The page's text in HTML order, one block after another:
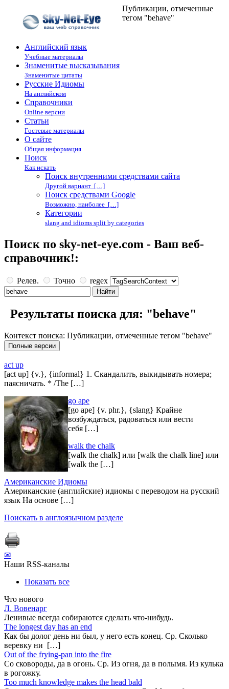
Публикации, отмеченные
тегом "behave"
Английский язык
Учебные материалы
Знаменитые высказывания
Знаменитые цитаты
Русские Идиомы
На английском
Справочники
Online версии
Статьи
Гостевые материалы
О сайте
Общая информация
Поиск
Как искать
Поиск внутренними средствами сайта
Другой вариант […]
Поиск средствами Google
Возможно, наиболее […]
Категории
slang and idioms split by categories
Поиск по sky-net-eye.com - Ваш веб-
справочник!:
Релев. Точно regex
Результаты поиска для: "behave"
Контекст поиска: Публикации, отмеченные тегом "behave"
act up
[act up] {v.}, {informal} 1. Скандалить, выкидывать номера;
паясничать. * /The […]
go ape
[go ape] {v. phr.}, {slang} Крайне
возбуждаться, радоваться или вести
себя […]
walk the chalk
[walk the chalk] или [walk the chalk line] или
[walk the […]
Американские Идиомы
Американские (английские) идиомы с переводом на русский
язык На основе […]
Поискать в англоязычном разделе
✉
Наши RSS-каналы
Показать все
Что нового
Л. Вовенарг
Ленивые всегда собираются сделать что-нибудь.
The longest day has an end
Как бы долог день ни был, у него есть конец. Ср. Сколько
веревку ни […]
Out of the frying-pan into the fire
Co сковороды, да в огонь. Ср. Из огня, да в полымя. Из кулька
в рогожку.
Too much knowledge makes the head bald